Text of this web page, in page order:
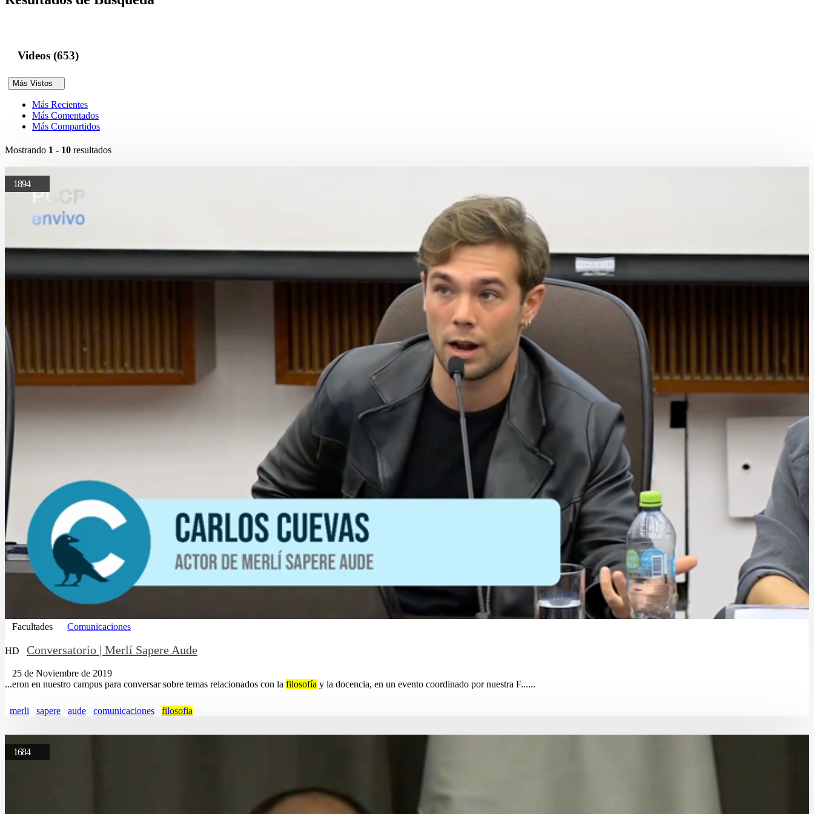
Videos (653)
Más Vistos
Más Recientes
Más Comentados
Más Compartidos
Mostrando 1 - 10 resultados
1894
Facultades Comunicaciones
HD Conversatorio | Merlí Sapere Aude
25 de Noviembre de 2019
...eron en nuestro campus para conversar sobre temas relacionados con la filosofía y la docencia, en un evento coordinado por nuestra F......
merli sapere aude comunicaciones filosofia
1684